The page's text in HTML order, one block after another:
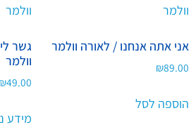
אני אתה אנחנו / לאורה וולמר
₪89.00
הוספה לסל
גשר
וולמר
₪49.00
מידע